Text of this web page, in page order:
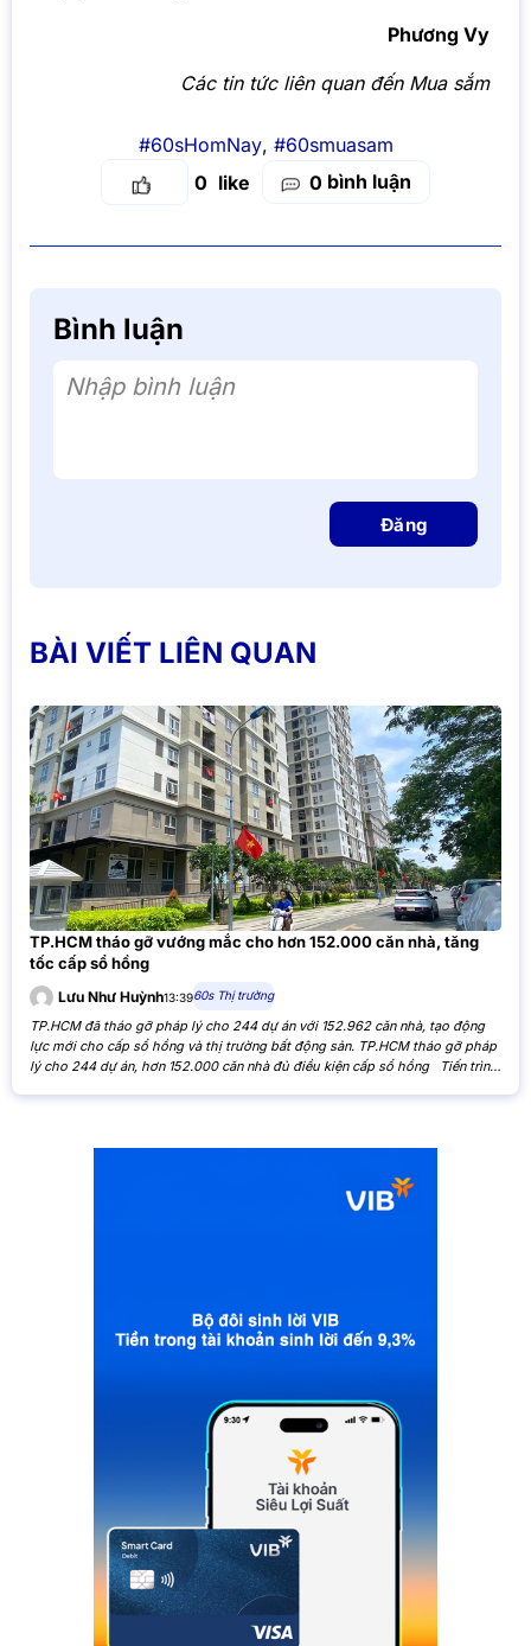
Phương Vy
Các tin tức liên quan đến Mua sắm
#60sHomNay, #60smuasam
0
0 bình luận
Bình luận
Nhập bình luận
Đăng
BÀI VIẾT LIÊN QUAN
TP.HCM tháo gỡ vướng mắc cho hơn 152.000 căn nhà, tăng
tốc cấp sổ hồng
Lưu Như Huỳnh13:3960s Thị trường
TP.HCM đã tháo gỡ pháp lý cho 244 dự án với 152.962 căn nhà, tạo động
lực mới cho cấp sổ hồng và thị trường bất động sản. TP.HCM tháo gỡ pháp
lý cho 244 dự án, hơn 152.000 căn nhà đủ điều kiện cấp sổ hồng Tiến trình